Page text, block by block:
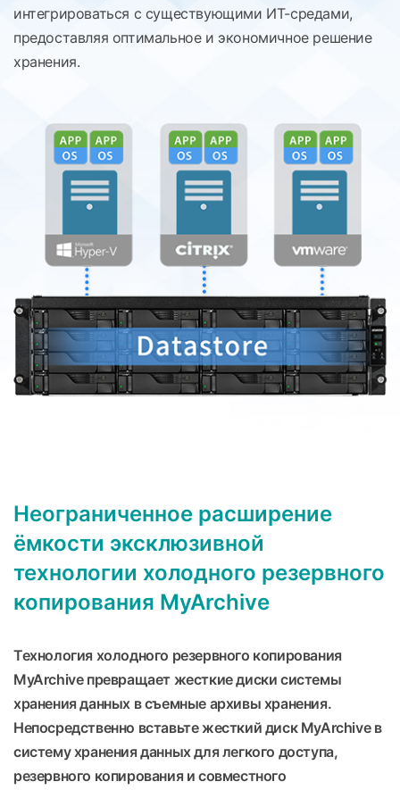
интегрироваться с существующими ИТ-средами,
предоставляя оптимальное и экономичное решение
хранения.
Неограниченное расширение
ёмкости эксклюзивной
технологии холодного резервного
копирования MyArchive
Технология холодного резервного копирования
MyArchive превращает жесткие диски системы
хранения данных в съемные архивы хранения.
Непосредственно вставьте жесткий диск MyArchive в
систему хранения данных для легкого доступа,
резервного копирования и совместного